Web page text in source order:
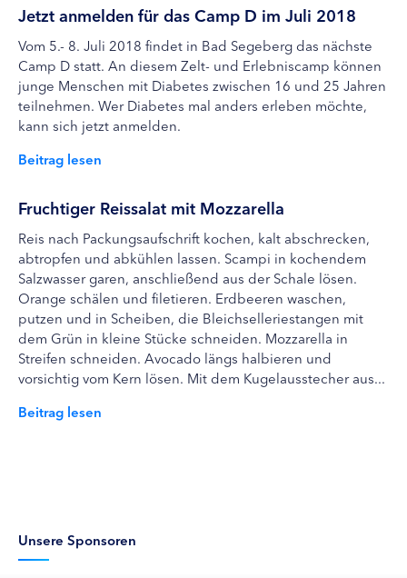
Jetzt anmelden für das Camp D im Juli 2018
Vom 5.- 8. Juli 2018 findet in Bad Segeberg das nächste
Camp D statt. An diesem Zelt- und Erlebniscamp können
junge Menschen mit Diabetes zwischen 16 und 25 Jahren
teilnehmen. Wer Diabetes mal anders erleben möchte,
kann sich jetzt anmelden.
Beitrag lesen
Fruchtiger Reissalat mit Mozzarella
Reis nach Packungsaufschrift kochen, kalt abschrecken,
abtropfen und abkühlen lassen. Scampi in kochendem
Salzwasser garen, anschließend aus der Schale lösen.
Orange schälen und filetieren. Erdbeeren waschen,
putzen und in Scheiben, die Bleichselleriestangen mit
dem Grün in kleine Stücke schneiden. Mozzarella in
Streifen schneiden. Avocado längs halbieren und
vorsichtig vom Kern lösen. Mit dem Kugelausstecher aus...
Beitrag lesen
Unsere Sponsoren